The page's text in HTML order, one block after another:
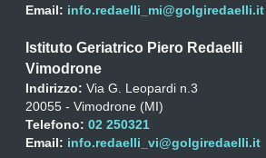
Email: info.redaelli_mi@golgiredaelli.it
Istituto Geriatrico Piero Redaelli
Vimodrone
Indirizzo: Via G. Leopardi n.3
20055 - Vimodrone (MI)
Telefono: 02 250321
Email: info.redaelli_vi@golgiredaelli.it